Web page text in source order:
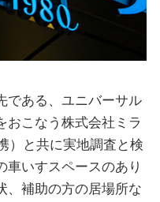
である、ユニバーサル
おこなう株式会社ミラ
）と共に実地調査と検
車いすスペースのあり
、補助の方の居場所な